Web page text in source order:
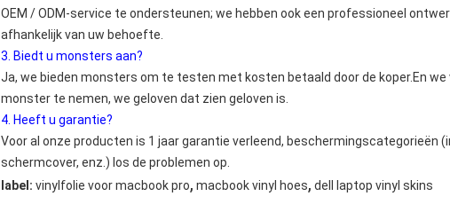
OEM / ODM-service te ondersteunen; we hebben ook een professioneel
afhankelijk van uw behoefte.
3. Biedt u monsters aan?
Ja, we bieden monsters om te testen met kosten betaald door de koper.En we
monster te nemen, we geloven dat zien geloven is.
4. Heeft u garantie?
Voor al onze producten is 1 jaar garantie verleend, beschermingscategorieën
schermcover, enz.) los de problemen op.
label: vinylfolie voor macbook pro, macbook vinyl hoes, dell laptop vinyl skins